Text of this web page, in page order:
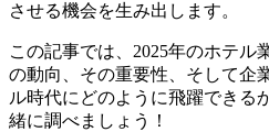
させる機会を生み出します。
この記事では、2025年のホテル
の動向、その重要性、そして企
ル時代にどのように飛躍できる
緒に調べましょう！